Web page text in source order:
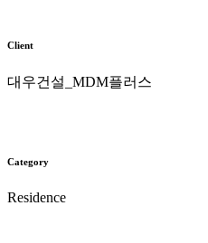
Client
대우건설_MDM플러스
Category
Residence